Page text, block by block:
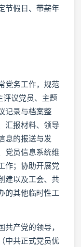
节假日、带薪年
党务工作，规范
评议党员、主题
记录与档案整
汇报材料、领导
息的报送与发
党员信息系统维
作；协助开展党
建以及工会、共
的其他临时性工
产党的领导，
中共正式党员优